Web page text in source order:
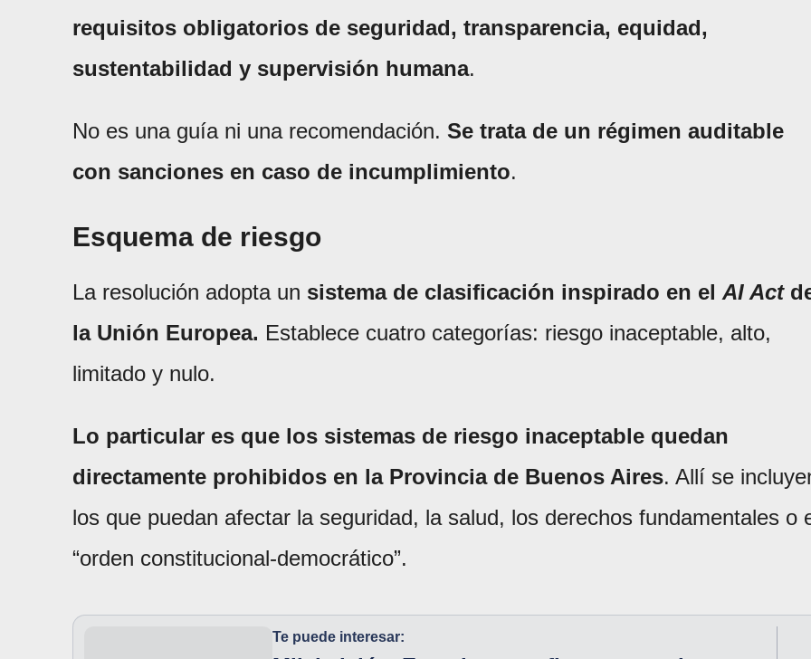
requisitos obligatorios de seguridad, transparencia, equidad,
sustentabilidad y supervisión humana.
No es una guía ni una recomendación. Se trata de un régimen auditable
con sanciones en caso de incumplimiento.
Esquema de riesgo
La resolución adopta un sistema de clasificación inspirado en el AI Act
la Unión Europea. Establece cuatro categorías: riesgo inaceptable, alto,
limitado y nulo.
Lo particular es que los sistemas de riesgo inaceptable quedan
directamente prohibidos en la Provincia de Buenos Aires. Allí se
los que puedan afectar la seguridad, la salud, los derechos fundamentales o
“orden constitucional-democrático”.
Te puede interesar: